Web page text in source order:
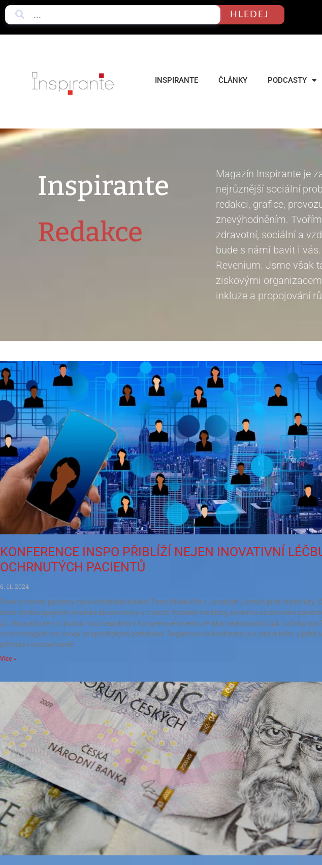
HLEDEJ
INSPIRANTE ČLÁNKY PODCASTY
Inspirante
Redakce
Magazín Inspirante je
nejrůznější sociální
redakci, grafice,
znevýhodněním.
zdravotní, sociální a
bude s námi bavit i
Revenium. Jsme však
ziskovými
inkluze a propojování
KONFERENCE INSPO PŘIBLÍŽÍ NEJEN INOVATIVNÍ
OCHRNUTÝCH PACIENTŮ
6. 11. 2024
První ochrnuté pacienty začal rehabilitační lékař Peter Olšák léčit v Janských Lázních před čtyřmi lety.
která vznikla spojením lékařské akupunktury a znalostí fyzikální medicíny, pomohla už stovkám
23. listopadu se s ní budou moci seznámit v Kongresovém centru Praha také účastníci 24. ročníku
o technologiích pro osoby se specifickými potřebami. Registrace na konferenci je v plném běhu a ještě
přihlásit i vystavovatelé.
Více »